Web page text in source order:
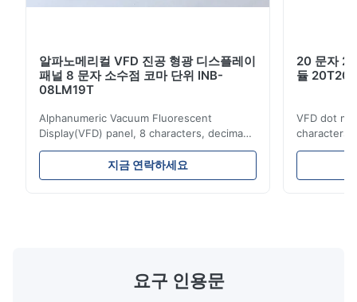
긴 서비스 시간 및 높은 신뢰성 빠른 응답 시간
적용:
측정장치 디스플레이
시험 장비 표시
알파노메리컬 VFD 진공 형광 디스플레이
패널 8 문자 소수점 코마 단위 INB-
08LM19T
Alphanumeric Vacuum Fluorescent
Display(VFD) panel, 8 characters, decima
point, comma, unit, INB-08LM19T
Advantages: Self-luminous, high
brightness and contrast ratio, wide viewing
Test equipment display Instrument display
지금 연락하세요
20 문자 2
듈
VFD dot
characters
Simple
be
요구 인용문